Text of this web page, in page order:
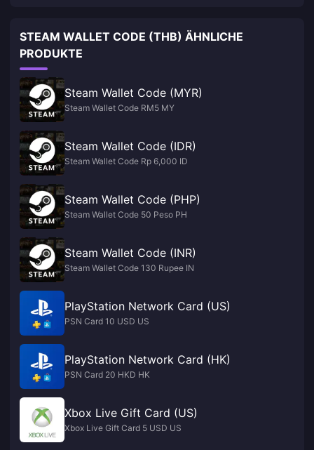
STEAM WALLET CODE (THB) ÄHNLICHE
PRODUKTE
Steam Wallet Code (MYR)
Steam Wallet Code RM5 MY
Steam Wallet Code (IDR)
Steam Wallet Code Rp 6,000 ID
Steam Wallet Code (PHP)
Steam Wallet Code 50 Peso PH
Steam Wallet Code (INR)
Steam Wallet Code 130 Rupee IN
PlayStation Network Card (US)
PSN Card 10 USD US
PlayStation Network Card (HK)
PSN Card 20 HKD HK
Xbox Live Gift Card (US)
Xbox Live Gift Card 5 USD US